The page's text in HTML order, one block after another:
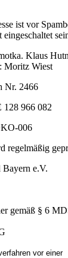
ist vor
eingeschaltet
Klaus
Moritz Wiest
Nr. 2466
128 966 082
006
Bayern e.V.
gemäß § 6
vor einer